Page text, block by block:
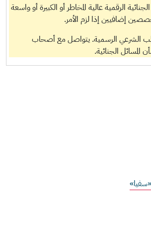
الرقمية عالية المخاطر أو الكبيرة أو واسعة
إضافيين إذا لزم الأمر.
الشرعي الرسمية. يتواصل مع أصحاب
المسائل الجنائية.